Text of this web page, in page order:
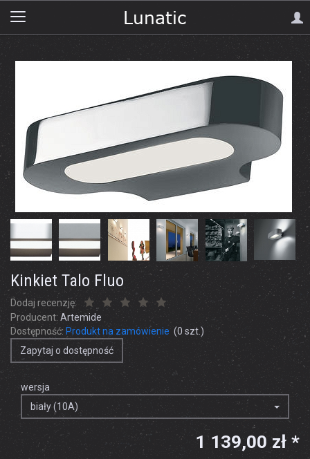
Kinkiet Talo Fluo
Dodaj recenzję:
Producent: Artemide
Dostępność: Produkt na zamówienie (0 szt.)
Zapytaj o dostępność
wersja
biały (10A)
1 139,00 zł *